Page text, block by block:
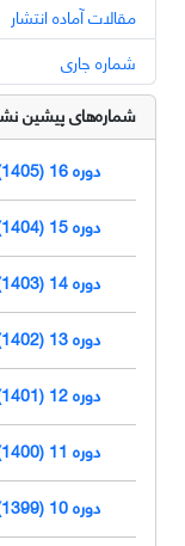
مقالات آماده انتشار
شماره جاری
شماره‌های پیشین
دوره 16 (1405)
دوره 15 (1404)
دوره 14 (1403)
دوره 13 (1402)
دوره 12 (1401)
دوره 11 (1400)
دوره 10 (1399)